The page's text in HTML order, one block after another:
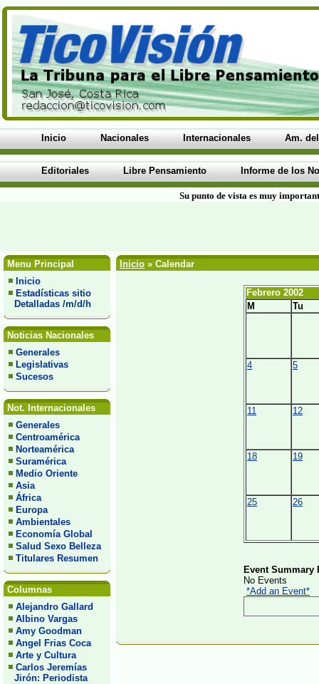
Inicio Nacionales Internacionales Am.
Editoriales Libre Pensamiento Informe de los
Su punto de vista es muy
Menu Principal
Inicio
Estadísticas sitio
Detalladas /m/d/h
Noticias Nacionales
Generales
Legislativas
Sucesos
Not. Internacionales
Generales
Centroamérica
Norteamérica
Suramérica
Medio Oriente
Asia
África
Europa
Ambientales
Economía Global
Salud Sexo Belleza
Titulares Resumen
Columnas
Alejandro Gallard
Albino Vargas
Amy Goodman
Angel Frias Coca
Arte y Cultura
Carlos Jeremías
Jirón: Periodista
Inicio » Calendar
Febrero 2002
M
Tu
4 5
11 12
18 19
25 26
Event Summary
No Events
*Add an Event*